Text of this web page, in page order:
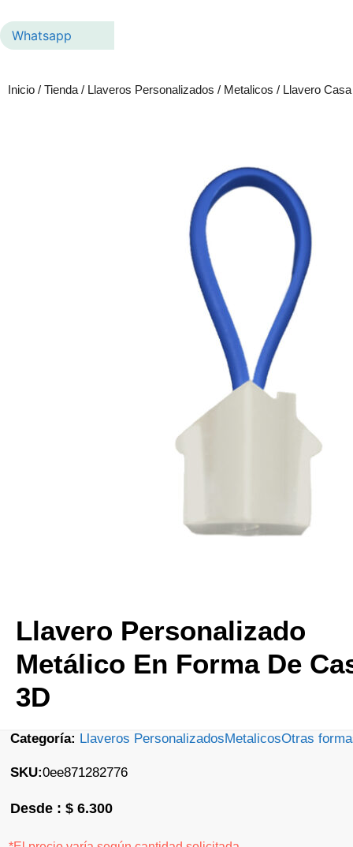
Whatsapp
Inicio / Tienda / Llaveros Personalizados / Metalicos / Llavero
Llavero Personalizado
Metálico En Forma De
3D
Categoría: Llaveros PersonalizadosMetalicosOtras
SKU:0ee871282776
$ 6.300